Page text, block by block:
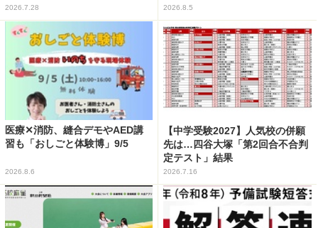
2026.7.28 2026.8.5
医療✕消防、縫合デモやAED講
習も「おしごと体験博」9/5
2026.8.6
【中学受験2027】人気校の併願
先は…四谷大塚「第2回合不合判
定テスト」結果
2026.7.16